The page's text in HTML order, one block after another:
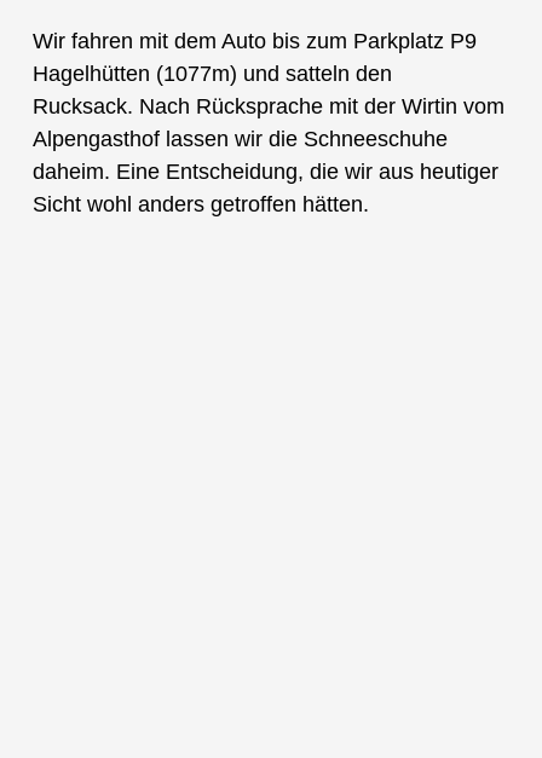
Wir fahren mit dem Auto bis zum Parkplatz P9
Hagelhütten (1077m) und satteln den
Rucksack. Nach Rücksprache mit der Wirtin vom
Alpengasthof lassen wir die Schneeschuhe
daheim. Eine Entscheidung, die wir aus heutiger
Sicht wohl anders getroffen hätten.